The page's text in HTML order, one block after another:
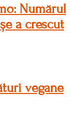
Numărul
a crescut
vegane